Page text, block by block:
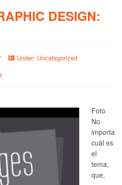
DESIGN:
Under: Uncategorized
Foto
No
importa
cuál es
el
tema,
que,